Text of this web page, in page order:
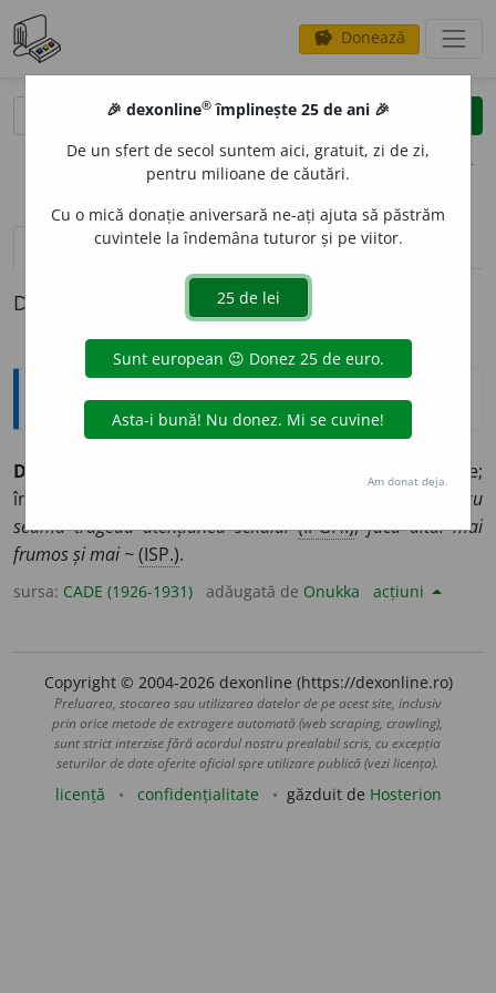
savings Donează
clear
opțiuni
definiții (1) pronunțievolume_up (1)
Definiția cu ID-ul 1369545:
Explicative DEX
DICHIS
2 Gătit frumos, cu îngrijire;
împodobit:
între cei mai dichisiți și mai sprinteni, doi mai cu
seamă trăgeau atențiunea sexului (I.-GH.);făcu altul mai
frumos și mai ~(ISP.).
sursa: CADE (1926-1931) adăugată de Onukka acțiuni
Copyright © 2004-2026 dexonline (https://dexonline.ro)
Preluarea, stocarea sau utilizarea datelor de pe acest site, inclusiv
prin orice metode de extragere automată (web scraping, crawling),
sunt strict interzise fără acordul nostru prealabil scris, cu excepția
seturilor de date oferite oficial spre utilizare publică (vezi licența).
licență confidențialitate găzduit de Hosterion
🎉 dexonline® împlinește 25 de ani 🎉
De un sfert de secol suntem aici, gratuit, zi de zi,
pentru milioane de căutări.
Cu o mică donație aniversară ne-ați ajuta să păstrăm
cuvintele la îndemâna tuturor și pe viitor.
Am donat deja.